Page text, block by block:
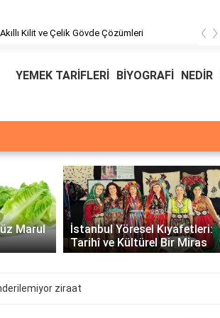
Kilit ve Çelik Gövde Çözümleri ‹ ›
YEMEK TARİFLERİ BİYOGRAFİ NEDİR
Miras
Üssü
E Üssünün İntegrali -
Matematiksel Çözüm ve
Örnekler
ziraat